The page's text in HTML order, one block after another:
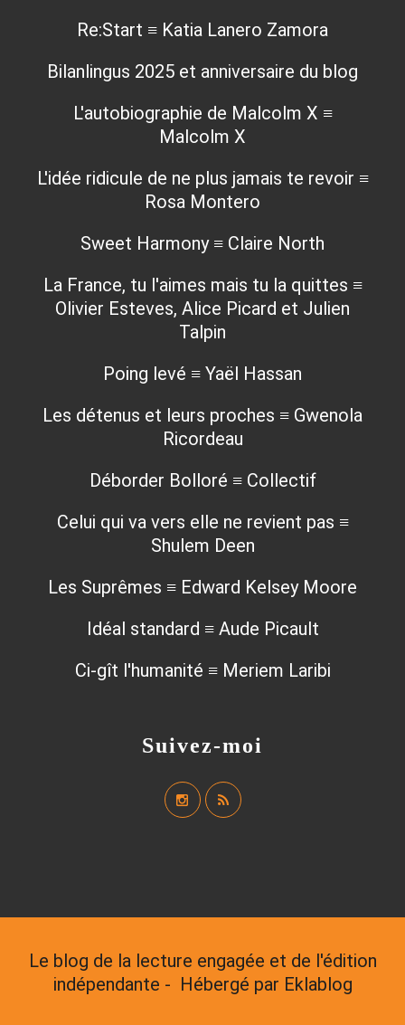
Suivez-moi
Re:Start ≡ Katia Lanero Zamora
Bilanlingus 2025 et anniversaire du blog
L'autobiographie de Malcolm X ≡
Malcolm X
L'idée ridicule de ne plus jamais te revoir ≡
Rosa Montero
Sweet Harmony ≡ Claire North
La France, tu l'aimes mais tu la quittes ≡
Olivier Esteves, Alice Picard et Julien
Talpin
Poing levé ≡ Yaël Hassan
Les détenus et leurs proches ≡ Gwenola
Ricordeau
Déborder Bolloré ≡ Collectif
Celui qui va vers elle ne revient pas ≡
Shulem Deen
Les Suprêmes ≡ Edward Kelsey Moore
Idéal standard ≡ Aude Picault
Ci-gît l'humanité ≡ Meriem Laribi
Le blog de la lecture engagée et de l'édition
indépendante - Hébergé par Eklablog